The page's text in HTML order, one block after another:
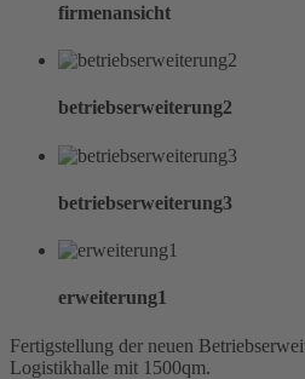
firmenansicht
betriebserweiterung2
betriebserweiterung3
erweiterung1
Fertigstellung der neuen
Logistikhalle mit 1500qm.